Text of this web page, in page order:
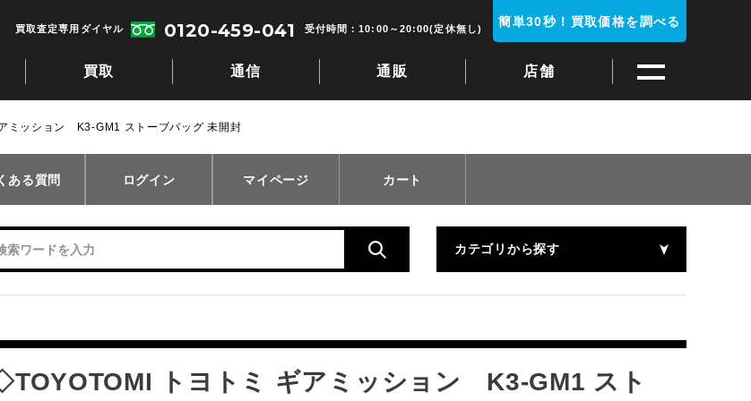
買取 通信 通販 店舗
買取査定専用ダイヤル 0120-459-041 受付時間：10:00～20:00(定休無し) 簡単30秒！買取価格を調べる
ミッション K3-GM1 ストーブバッグ 未開封
ある質問 ログイン マイページ カート
カテゴリから探す
◇TOYOTOMI トヨトミ ギアミッション K3-GM1 スト